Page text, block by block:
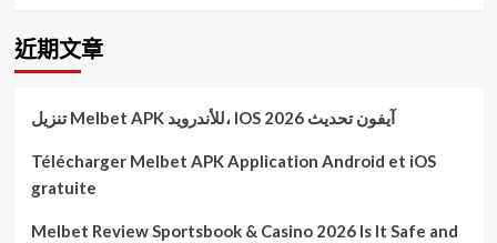
近期文章
تنزيل Melbet APK للأندرويد، IOS آيفون تحديث 2026
Télécharger Melbet APK Application Android et iOS
gratuite
Melbet Review Sportsbook & Casino 2026 Is It Safe and